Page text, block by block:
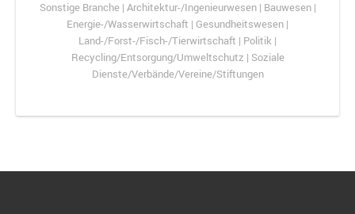
Sonstige Branche | Architektur-/Ingenieurwesen | Bauwesen |
Energie-/Wasserwirtschaft | Gesundheitswesen |
Land-/Forst-/Fisch-/Tierwirtschaft | Politik |
Recycling/Entsorgung/Umweltschutz | Soziale
Dienste/Verbände/Vereine/Stiftungen